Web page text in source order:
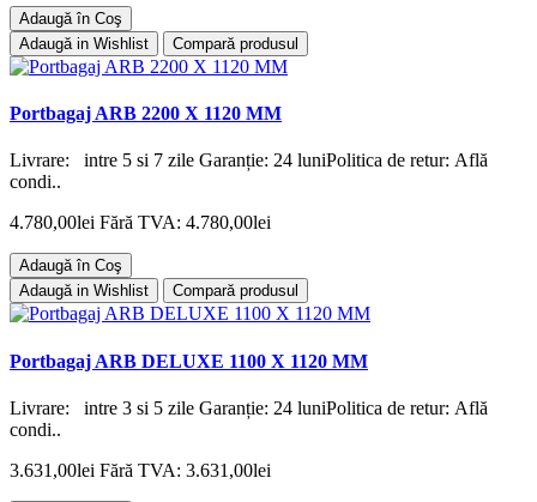
Adaugă în Coş
Adaugă in Wishlist
Compară produsul
Portbagaj ARB 2200 X 1120 MM
Livrare: intre 5 si 7 zile Garanție: 24 luniPolitica de retur: Află
condi..
4.780,00lei Fără TVA: 4.780,00lei
Adaugă în Coş
Adaugă in Wishlist
Compară produsul
Portbagaj ARB DELUXE 1100 X 1120 MM
Livrare: intre 3 si 5 zile Garanție: 24 luniPolitica de retur: Află
condi..
3.631,00lei Fără TVA: 3.631,00lei